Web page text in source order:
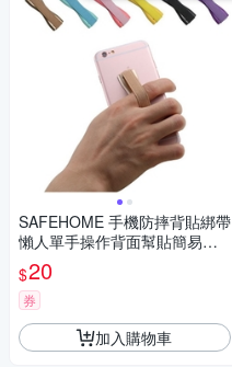
SAFEHOME 手機防摔背貼綁帶
懶人單手操作背面幫貼簡易手
機支架 CPA031(恕不接受指定
顏色出貨)
$20
券
加入購物車